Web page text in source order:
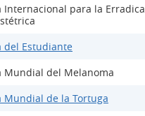
Internacional para la
del Estudiante
Mundial del Melanoma
Mundial de la Tortuga